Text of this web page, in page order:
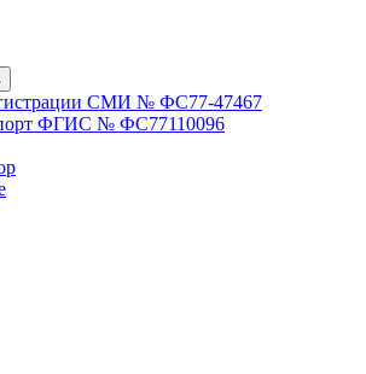
СМИ № ФС77-47467
ФГИС № ФС77110096